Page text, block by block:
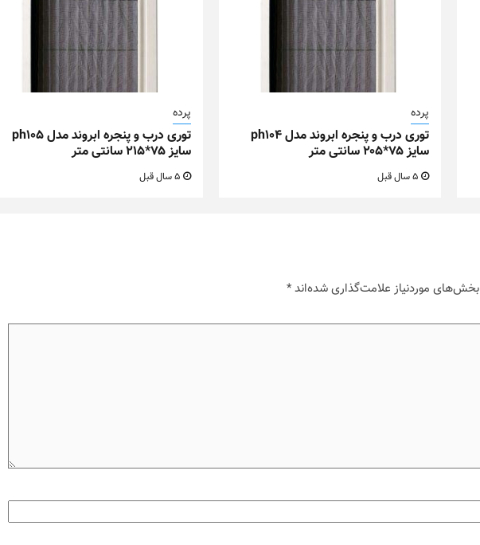
پرده
توری درب و پنجره ابروند مدل ph104
سایز ۷۵*۲۰۵ سانتی متر
5 سال قبل
پرده
توری درب و پنجره ابروند مدل ph105
سایز ۷۵*۲۱۵ سانتی متر
بخش‌های موردنیاز علامت‌گذاری شده‌اند*